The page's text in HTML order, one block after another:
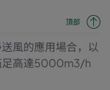
頂部
風的應用場合，以
足高達5000m3/h